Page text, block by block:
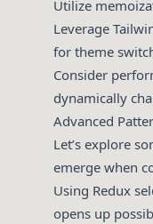
Utilize
Leverage
for theme
Consider
dynamically
Advanced
Let’s explore
emerge when
Using Redux
opens up